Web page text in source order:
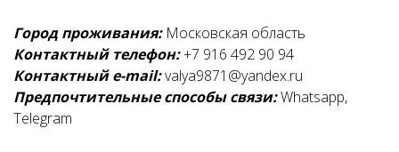
Город проживания:Московская область
Контактный телефон:+7 916 492 90 94
Контактный e-mail:valya9871@yandex.ru
Предпочтительные способы связи:Whatsapp,
Telegram